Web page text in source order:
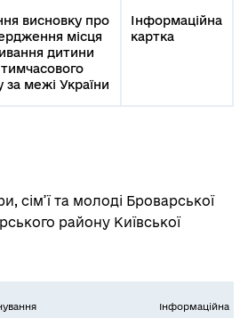
висновку про
місця
дитини
тимчасового
за межі України
Інформаційна
картка
сім’ї та молоді Броварської
району Київської
Інформаційна